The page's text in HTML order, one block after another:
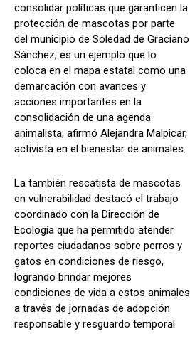
consolidar políticas que garanticen la
protección de mascotas por parte
del municipio de Soledad de Graciano
Sánchez, es un ejemplo que lo
coloca en el mapa estatal como una
demarcación con avances y
acciones importantes en la
consolidación de una agenda
animalista, afirmó Alejandra Malpicar,
activista en el bienestar de animales.
La también rescatista de mascotas
en vulnerabilidad destacó el trabajo
coordinado con la Dirección de
Ecología que ha permitido atender
reportes ciudadanos sobre perros y
gatos en condiciones de riesgo,
logrando brindar mejores
condiciones de vida a estos animales
a través de jornadas de adopción
responsable y resguardo temporal.